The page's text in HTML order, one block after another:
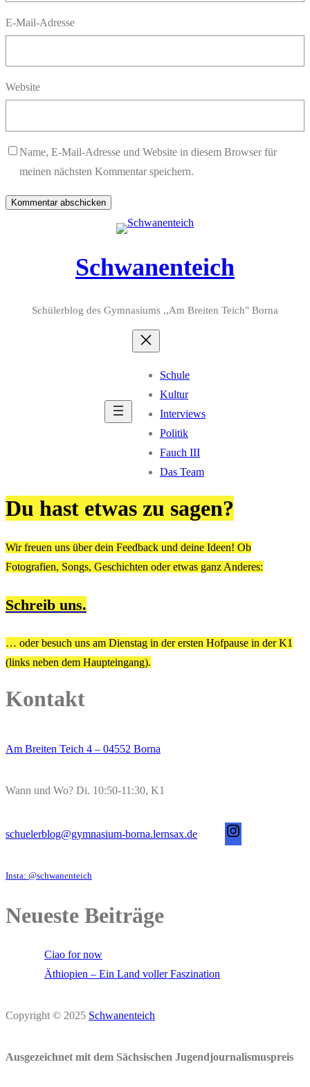
E-Mail-Adresse
Website
Name, E-Mail-Adresse und Website in diesem Browser für
meinen nächsten Kommentar speichern.
Schwanenteich
Schülerblog des Gymnasiums ,,Am Breiten Teich" Borna
Schule
Kultur
Interviews
Politik
Fauch III
Das Team
Du hast etwas zu sagen?
Wir freuen uns über dein Feedback und deine Ideen! Ob
Fotografien, Songs, Geschichten oder etwas ganz Anderes:
Schreib uns.
… oder besuch uns am Dienstag in der ersten Hofpause in der K1
(links neben dem Haupteingang).
Kontakt
Am Breiten Teich 4 – 04552 Borna
Wann und Wo? Di. 10:50-11:30, K1
schuelerblog@gymnasium-borna.lernsax.de
@
Insta: @schwanenteich
Neueste Beiträge
Ciao for now
Äthiopien – Ein Land voller Faszination
Copyright © 2025 Schwanenteich
Ausgezeichnet mit dem Sächsischen Jugendjournalismuspreis